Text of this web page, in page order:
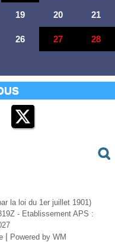
19 20 21
26 27 28
la loi du 1er juillet 1901)
- Etablissement APS :
| Powered by WM